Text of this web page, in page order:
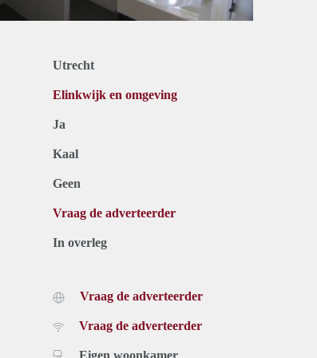
Utrecht
Elinkwijk en omgeving
Ja
Kaal
Geen
Vraag de adverteerder
In overleg
Vraag de adverteerder
Vraag de adverteerder